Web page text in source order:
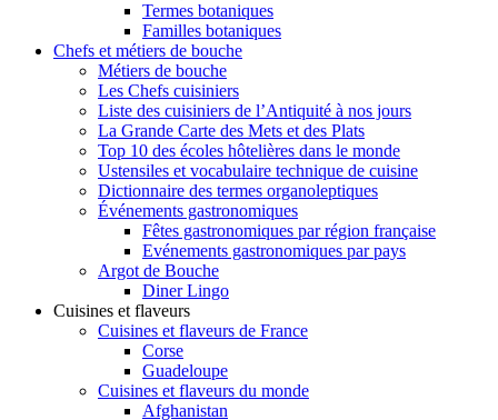
Termes botaniques
Familles botaniques
Chefs et métiers de bouche
Métiers de bouche
Les Chefs cuisiniers
Liste des cuisiniers de l’Antiquité à nos jours
La Grande Carte des Mets et des Plats
Top 10 des écoles hôtelières dans le monde
Ustensiles et vocabulaire technique de cuisine
Dictionnaire des termes organoleptiques
Événements gastronomiques
Fêtes gastronomiques par région française
Evénements gastronomiques par pays
Argot de Bouche
Diner Lingo
Cuisines et flaveurs
Cuisines et flaveurs de France
Corse
Guadeloupe
Cuisines et flaveurs du monde
Afghanistan